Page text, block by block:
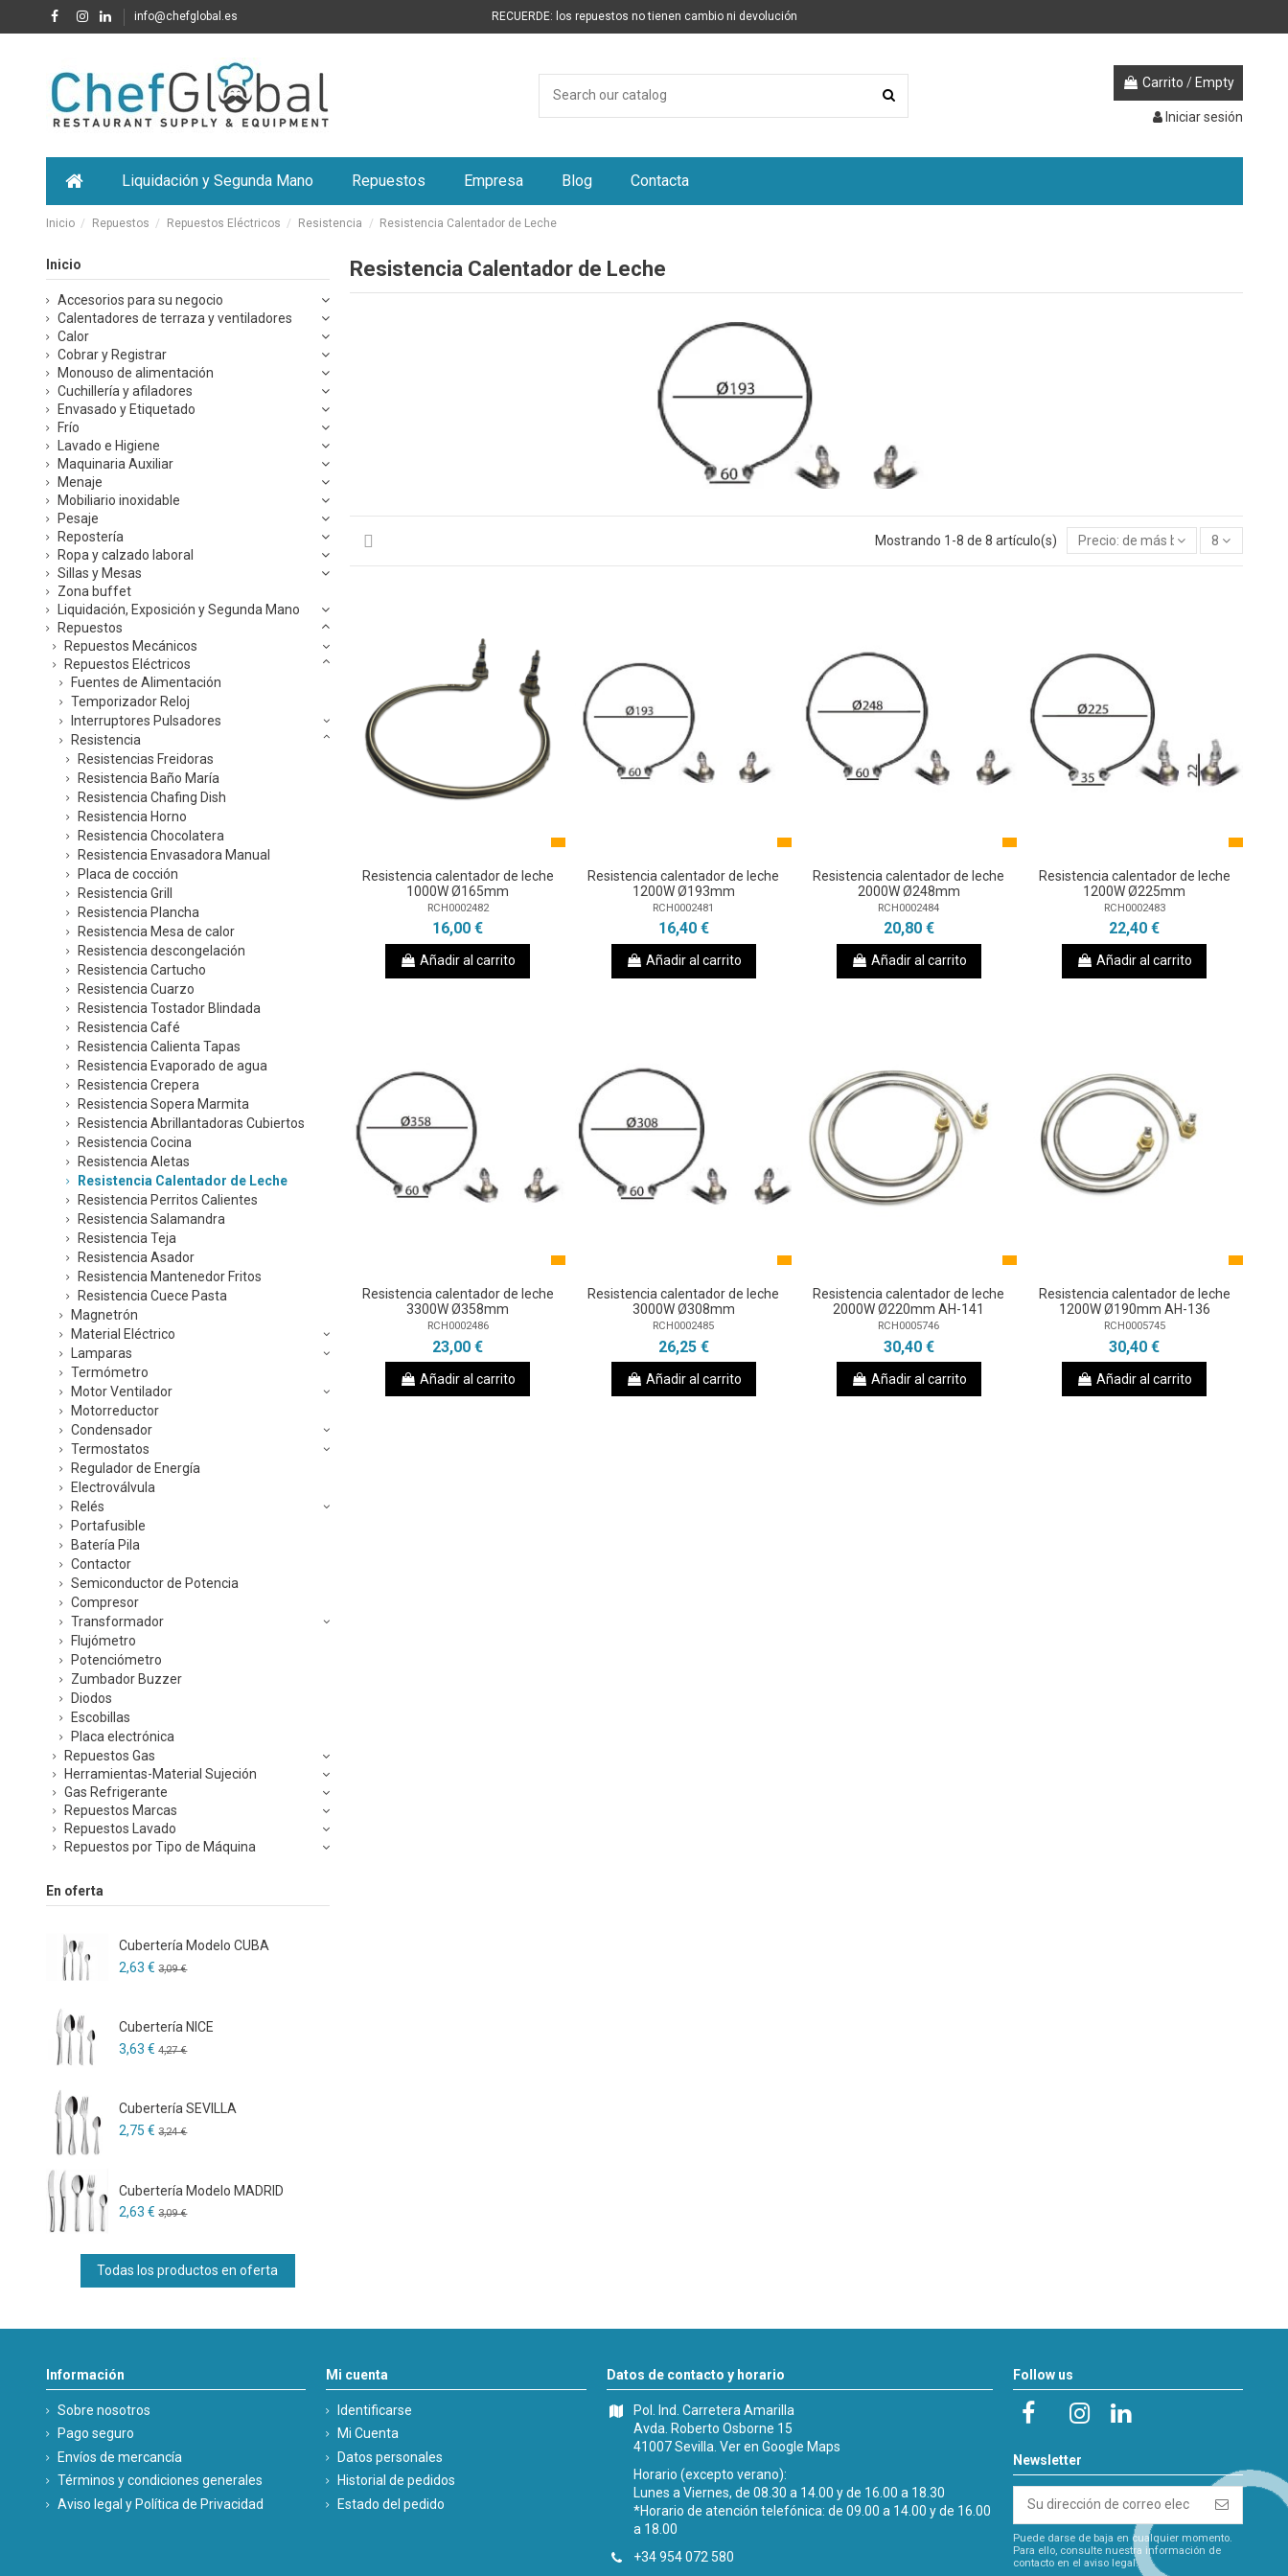
info@chefglobal.es RECUERDE: los repuestos no tienen cambio ni devolución
Carrito / Empty
Iniciar sesión
Liquidación y Segunda Mano Repuestos Empresa Blog Contacta
Inicio Repuestos Repuestos Eléctricos Resistencia Resistencia Calentador de Leche
Resistencia Calentador de Leche
Mostrando 1-8 de 8 artículo(s) Precio: de más bajo a más alto
8
Resistencia calentador de leche
1000W Ø165mm
RCH0002482
16,00 €
Añadir al carrito
Resistencia calentador de leche
1200W Ø193mm
RCH0002481
16,40 €
Añadir al carrito
Resistencia calentador de leche
2000W Ø248mm
RCH0002484
20,80 €
Añadir al carrito
Resistencia calentador de leche
1200W Ø225mm
RCH0002483
22,40 €
Añadir al carrito
Resistencia calentador de leche
3300W Ø358mm
RCH0002486
23,00 €
Añadir al carrito
Resistencia calentador de leche
3000W Ø308mm
RCH0002485
26,25 €
Añadir al carrito
Resistencia calentador de leche
2000W Ø220mm AH-141
RCH0005746
30,40 €
Añadir al carrito
Resistencia calentador de leche
1200W Ø190mm AH-136
RCH0005745
30,40 €
Añadir al carrito
Inicio
Accesorios para su negocio
Calentadores de terraza y ventiladores
Calor
Cobrar y Registrar
Monouso de alimentación
Cuchillería y afiladores
Envasado y Etiquetado
Frío
Lavado e Higiene
Maquinaria Auxiliar
Menaje
Mobiliario inoxidable
Pesaje
Repostería
Ropa y calzado laboral
Sillas y Mesas
Zona buffet
Liquidación, Exposición y Segunda Mano
Repuestos
Repuestos Mecánicos
Repuestos Eléctricos
Fuentes de Alimentación
Temporizador Reloj
Interruptores Pulsadores
Resistencia
Resistencias Freidoras
Resistencia Baño María
Resistencia Chafing Dish
Resistencia Horno
Resistencia Chocolatera
Resistencia Envasadora Manual
Placa de cocción
Resistencia Grill
Resistencia Plancha
Resistencia Mesa de calor
Resistencia descongelación
Resistencia Cartucho
Resistencia Cuarzo
Resistencia Tostador Blindada
Resistencia Café
Resistencia Calienta Tapas
Resistencia Evaporado de agua
Resistencia Crepera
Resistencia Sopera Marmita
Resistencia Abrillantadoras Cubiertos
Resistencia Cocina
Resistencia Aletas
Resistencia Calentador de Leche
Resistencia Perritos Calientes
Resistencia Salamandra
Resistencia Teja
Resistencia Asador
Resistencia Mantenedor Fritos
Resistencia Cuece Pasta
Magnetrón
Material Eléctrico
Lamparas
Termómetro
Motor Ventilador
Motorreductor
Condensador
Termostatos
Regulador de Energía
Electroválvula
Relés
Portafusible
Batería Pila
Contactor
Semiconductor de Potencia
Compresor
Transformador
Flujómetro
Potenciómetro
Zumbador Buzzer
Diodos
Escobillas
Placa electrónica
Repuestos Gas
Herramientas-Material Sujeción
Gas Refrigerante
Repuestos Marcas
Repuestos Lavado
Repuestos por Tipo de Máquina
En oferta
Cubertería Modelo CUBA
2,63 € 3,09 €
Cubertería NICE
3,63 € 4,27 €
Cubertería SEVILLA
2,75 € 3,24 €
Cubertería Modelo MADRID
2,63 € 3,09 €
Todas los productos en oferta
Información
Sobre nosotros
Pago seguro
Envíos de mercancía
Términos y condiciones generales
Aviso legal y Política de Privacidad
Mi cuenta
Identificarse
Mi Cuenta
Datos personales
Historial de pedidos
Estado del pedido
Datos de contacto y horario
Pol. Ind. Carretera Amarilla
Avda. Roberto Osborne 15
41007 Sevilla.Ver en Google Maps
Horario (excepto verano):
Lunes a Viernes, de 08.30 a 14.00 y de 16.00 a 18.30
*Horario de atención telefónica: de 09.00 a 14.00 y de 16.00
a 18.00
+34 954 072 580
Follow us
Newsletter
Puede darse de baja en cualquier momento.
Para ello, consulte nuestra información de
contacto en el aviso legal.